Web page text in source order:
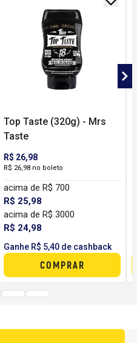
Top Taste (320g) - Mrs
Taste
R$ 26,98
R$ 26,98 no boleto
acima de R$ 700
R$ 25,98
acima de R$ 3000
R$ 24,98
Ganhe R$ 5,40 de cashback
COMPRAR